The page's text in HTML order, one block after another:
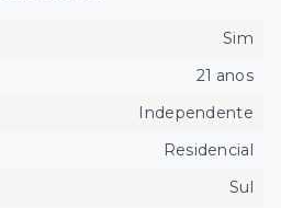
Sim
21 anos
Independente
Residencial
Sul